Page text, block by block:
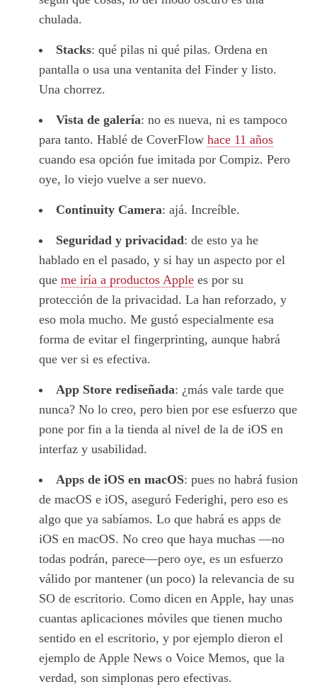
chulada.
Stacks: qué pilas ni qué pilas. Ordena en
pantalla o usa una ventanita del Finder y listo.
Una chorrez.
Vista de galería: no es nueva, ni es tampoco
para tanto. Hablé de CoverFlow hace 11 años
cuando esa opción fue imitada por Compiz. Pero
oye, lo viejo vuelve a ser nuevo.
Continuity Camera: ajá. Increíble.
Seguridad y privacidad: de esto ya he
hablado en el pasado, y si hay un aspecto por el
que me iría a productos Apple es por su
protección de la privacidad. La han reforzado, y
eso mola mucho. Me gustó especialmente esa
forma de evitar el fingerprinting, aunque habrá
que ver si es efectiva.
App Store rediseñada: ¿más vale tarde que
nunca? No lo creo, pero bien por ese esfuerzo que
pone por fin a la tienda al nivel de la de iOS en
interfaz y usabilidad.
Apps de iOS en macOS: pues no habrá fusion
de macOS e iOS, aseguró Federighi, pero eso es
algo que ya sabíamos. Lo que habrá es apps de
iOS en macOS. No creo que haya muchas —no
todas podrán, parece—pero oye, es un esfuerzo
válido por mantener (un poco) la relevancia de su
SO de escritorio. Como dicen en Apple, hay unas
cuantas aplicaciones móviles que tienen mucho
sentido en el escritorio, y por ejemplo dieron el
ejemplo de Apple News o Voice Memos, que la
verdad, son simplonas pero efectivas.